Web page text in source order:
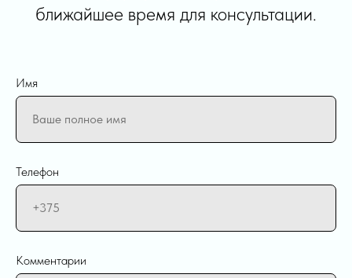
ближайшее время для консультации.
Имя
Телефон
Комментарии